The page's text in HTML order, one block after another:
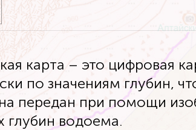
карта – это цифровая
по значениям глубин,
передан при помощи
глубин водоема.